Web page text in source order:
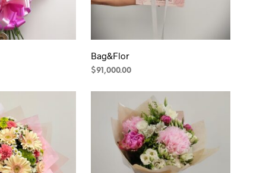
pueden
página
de
producto
Bag&Flor
$91,000.00